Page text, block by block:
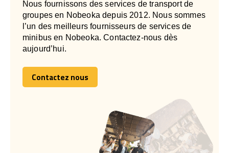
Nous fournissons des services de transport de
groupes en Nobeoka depuis 2012. Nous sommes
l’un des meilleurs fournisseurs de services de
minibus en Nobeoka. Contactez-nous dès
aujourd’hui.
Contactez nous
Contactez nous